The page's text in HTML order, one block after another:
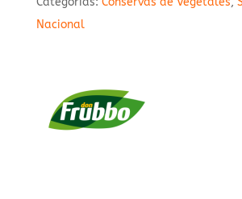
Nacional